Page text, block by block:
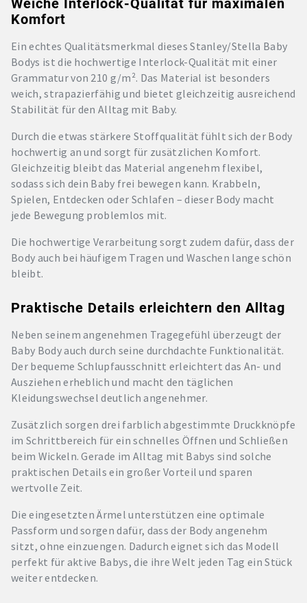
Komfort
Ein echtes Qualitätsmerkmal dieses Stanley/Stella Baby
Bodys ist die hochwertige Interlock-Qualität mit einer
Grammatur von 210 g/m². Das Material ist besonders
weich, strapazierfähig und bietet gleichzeitig ausreichend
Stabilität für den Alltag mit Baby.
Durch die etwas stärkere Stoffqualität fühlt sich der Body
hochwertig an und sorgt für zusätzlichen Komfort.
Gleichzeitig bleibt das Material angenehm flexibel,
sodass sich dein Baby frei bewegen kann. Krabbeln,
Spielen, Entdecken oder Schlafen – dieser Body macht
jede Bewegung problemlos mit.
Die hochwertige Verarbeitung sorgt zudem dafür, dass der
Body auch bei häufigem Tragen und Waschen lange schön
bleibt.
Praktische Details erleichtern den Alltag
Neben seinem angenehmen Tragegefühl überzeugt der
Baby Body auch durch seine durchdachte Funktionalität.
Der bequeme Schlupfausschnitt erleichtert das An- und
Ausziehen erheblich und macht den täglichen
Kleidungswechsel deutlich angenehmer.
Zusätzlich sorgen drei farblich abgestimmte Druckknöpfe
im Schrittbereich für ein schnelles Öffnen und Schließen
beim Wickeln. Gerade im Alltag mit Babys sind solche
praktischen Details ein großer Vorteil und sparen
wertvolle Zeit.
Die eingesetzten Ärmel unterstützen eine optimale
Passform und sorgen dafür, dass der Body angenehm
sitzt, ohne einzuengen. Dadurch eignet sich das Modell
perfekt für aktive Babys, die ihre Welt jeden Tag ein Stück
weiter entdecken.